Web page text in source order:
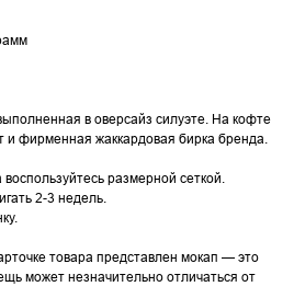
в оверсайз силуэте. На кофте
и фирменная жаккардовая бирка бренда.
размерной сеткой.
2-3 недель.
товара представлен мокап — это
может незначительно отличаться от